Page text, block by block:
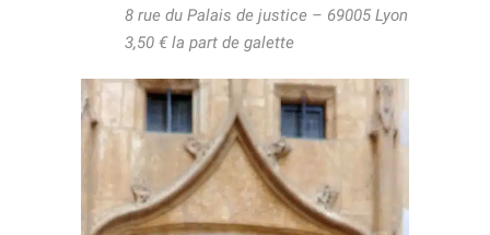
8 rue du Palais de justice – 69005 Lyon
3,50 € la part de galette